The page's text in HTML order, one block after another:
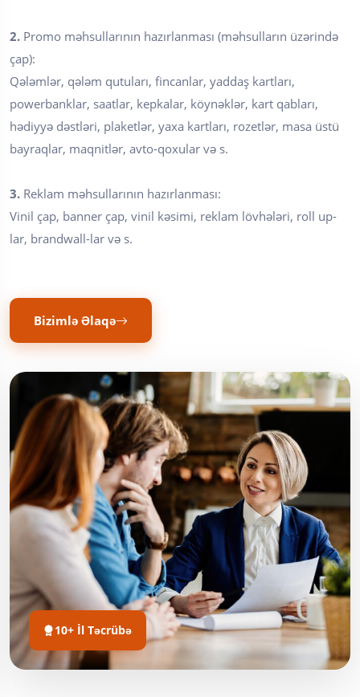
10+ İl Təcrübə
2. Promo məhsullarının hazırlanması (məhsulların üzərində
çap):
Qələmlər, qələm qutuları, fincanlar, yaddaş kartları,
powerbanklar, saatlar, kepkalar, köynəklər, kart qabları,
hədiyyə dəstləri, plaketlər, yaxa kartları, rozetlər, masa üstü
bayraqlar, maqnitlər, avto-qoxular və s.
3. Reklam məhsullarının hazırlanması:
Vinil çap, banner çap, vinil kəsimi, reklam lövhələri, roll up-
lar, brandwall-lar və s.
Bizimlə Əlaqə